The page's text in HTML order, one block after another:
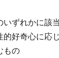
いずれかに該
好奇心に
もの